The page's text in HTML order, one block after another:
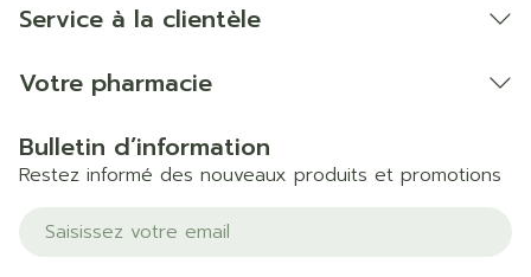
Service à la clientèle
Votre pharmacie
Bulletin d’information
Restez informé des nouveaux produits et promotions
Adresse mail